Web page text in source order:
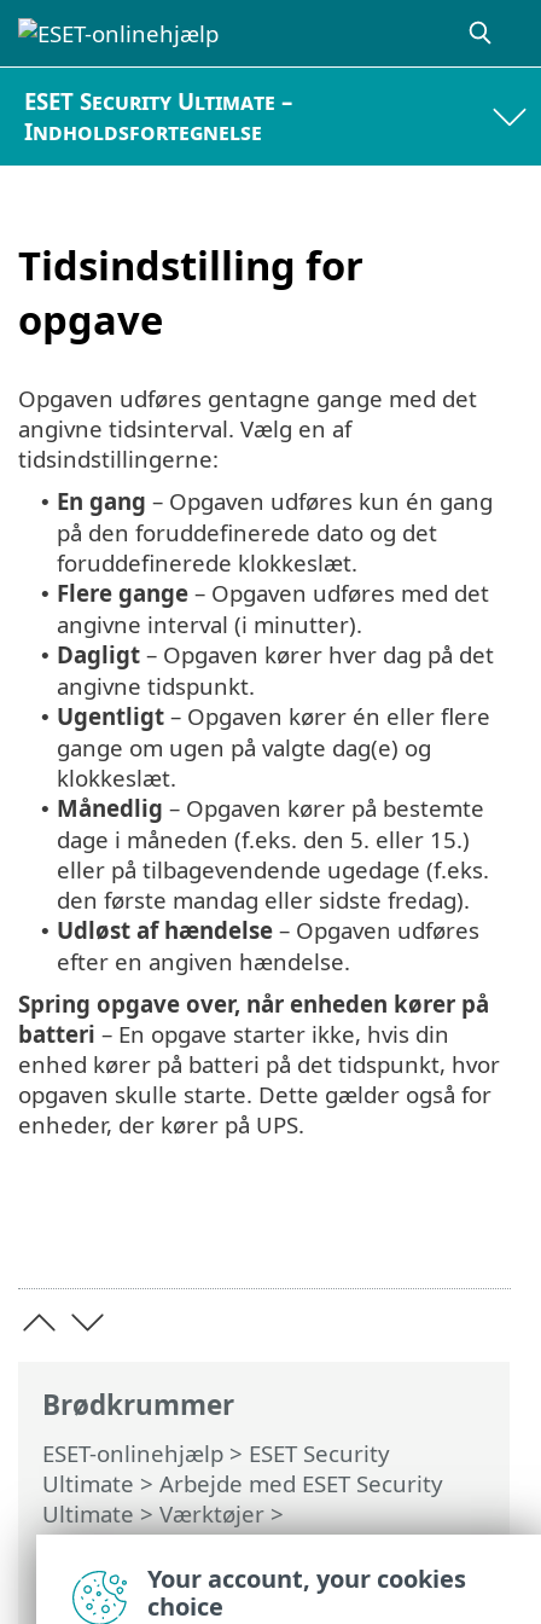
ESET Security Ultimate –
Indholdsfortegnelse
Tidsindstilling for
opgave
Brødkrummer
ESET-onlinehjælp > ESET Security
Ultimate > Arbejde med ESET Security
Ultimate>Værktøjer>
Planlægningsværktøj> Dialogbokse –
Planlægningsværktøj > Tidsindstilling for
opgave
Opgaven udføres gentagne gange med det
angivne tidsinterval. Vælg en af
tidsindstillingerne:
• En gang – Opgaven udføres kun én gang
på den foruddefinerede dato og det
foruddefinerede klokkeslæt.
• Flere gange – Opgaven udføres med det
angivne interval (i minutter).
• Dagligt – Opgaven kører hver dag på det
angivne tidspunkt.
• Ugentligt – Opgaven kører én eller flere
gange om ugen på valgte dag(e) og
klokkeslæt.
• Månedlig – Opgaven kører på bestemte
dage i måneden (f.eks. den 5. eller 15.)
eller på tilbagevendende ugedage (f.eks.
den første mandag eller sidste fredag).
• Udløst af hændelse – Opgaven udføres
efter en angiven hændelse.
Spring opgave over, når enheden kører på
batteri – En opgave starter ikke, hvis din
enhed kører på batteri på det tidspunkt, hvor
opgaven skulle starte. Dette gælder også for
enheder, der kører på UPS.
Your account, your cookies
choice